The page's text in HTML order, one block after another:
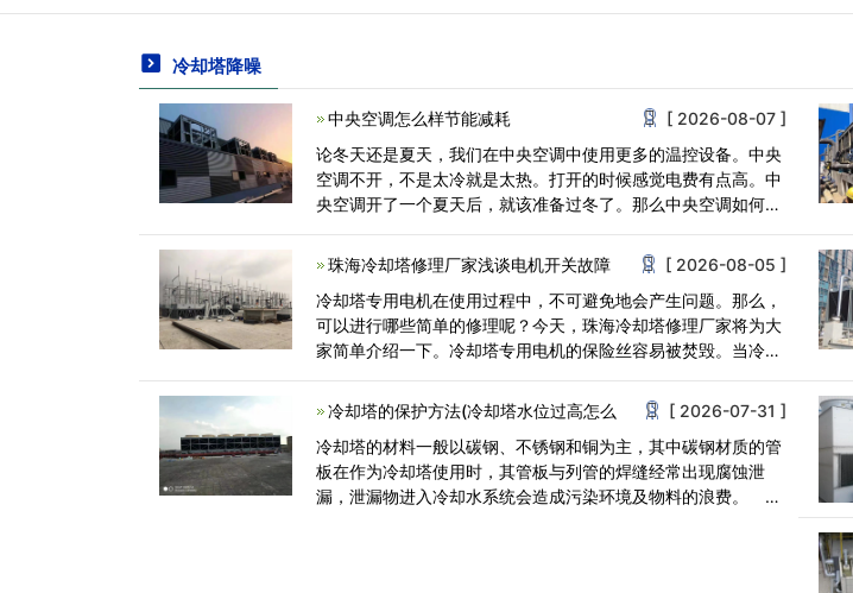
冷却塔降噪
中央空调怎么样节能减耗
[ 2026-08-07 ]
论冬天还是夏天，我们在中央空调中使用更多的温控设备。中央
空调不开，不是太冷就是太热。打开的时候感觉电费有点高。中
央空调开了一个夏天后，就该准备过冬了。那么中央空调如何节
珠海冷却塔修理厂家浅谈电机开关故障
[ 2026-08-05 ]
冷却塔专用电机在使用过程中，不可避免地会产生问题。那么，
可以进行哪些简单的修理呢？今天，珠海冷却塔修理厂家将为大
家简单介绍一下。冷却塔专用电机的保险丝容易被焚毁。当冷却
冷却塔的保护方法(冷却塔水位过高怎么
[ 2026-07-31 ]
冷却塔的材料一般以碳钢、不锈钢和铜为主，其中碳钢材质的管
板在作为冷却塔使用时，其管板与列管的焊缝经常出现腐蚀泄
漏，泄漏物进入冷却水系统会造成污染环境及物料的浪费。